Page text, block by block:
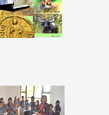
अगस्त 2008